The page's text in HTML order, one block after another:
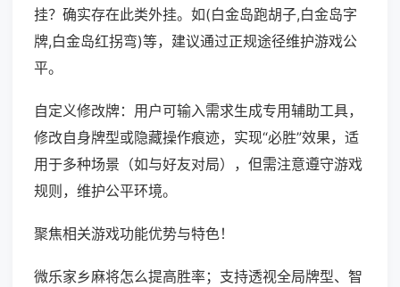
挂？确实存在此类外挂。如(白金岛跑胡子,白金岛字
牌,白金岛红拐弯)等，建议通过正规途径维护游戏公
平。
自定义修改牌：用户可输入需求生成专用辅助工具，
修改自身牌型或隐藏操作痕迹，实现“必胜”效果，适
用于多种场景（如与好友对局），但需注意遵守游戏
规则，维护公平环境。
聚焦相关游戏功能优势与特色！
微乐家乡麻将怎么提高胜率；支持透视全局牌型、智